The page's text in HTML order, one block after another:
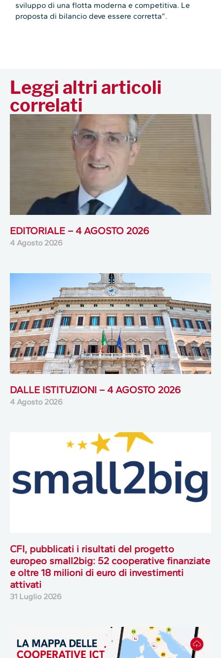
sviluppo di una flotta moderna e competitiva. Le
proposta di bilancio deve essere corretta”.
Leggi altri articoli
correlati
EDITORIALE – 4 AGOSTO 2026
4 Agosto 2026
DALLE ISTITUZIONI – 4 AGOSTO 2026
4 Agosto 2026
CFI, pubblicati i risultati del progetto
europeo small2big: 52 cooperative finanziate
e oltre 18 milioni di euro di investimenti
attivati
31 Luglio 2026